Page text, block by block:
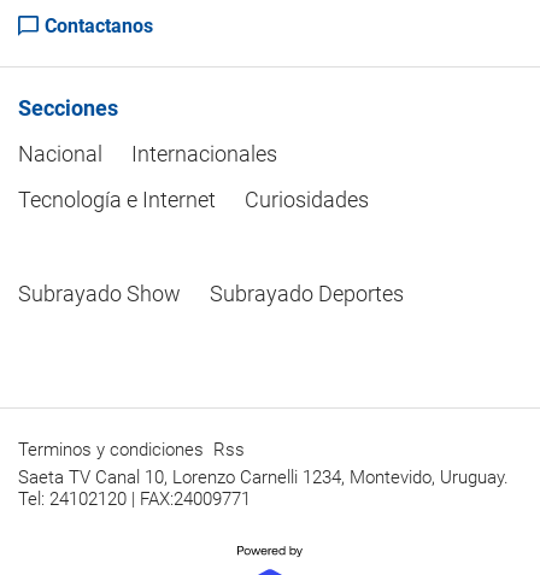
Contactanos
Secciones
Nacional
Internacionales
Tecnología e Internet
Curiosidades
Subrayado Show Subrayado Deportes
Terminos y condiciones Rss
Saeta TV Canal 10, Lorenzo Carnelli 1234, Montevido, Uruguay.
Tel: 24102120 | FAX:24009771